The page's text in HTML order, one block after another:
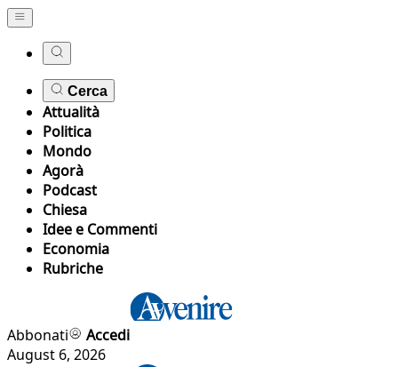
Cerca
Attualità
Politica
Mondo
Agorà
Podcast
Chiesa
Idee e Commenti
Economia
Rubriche
Abbonati
Accedi
August 6, 2026